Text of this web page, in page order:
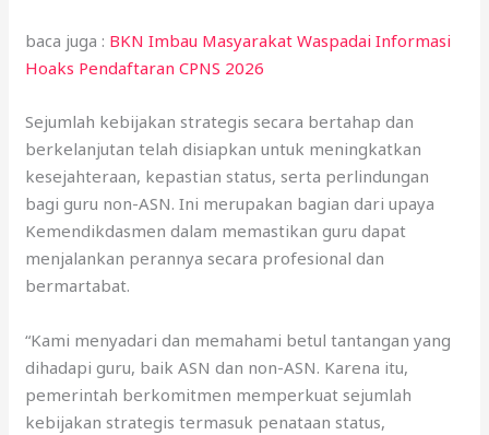
baca juga : BKN Imbau Masyarakat Waspadai Informasi
Hoaks Pendaftaran CPNS 2026
Sejumlah kebijakan strategis secara bertahap dan
berkelanjutan telah disiapkan untuk meningkatkan
kesejahteraan, kepastian status, serta perlindungan
bagi guru non-ASN. Ini merupakan bagian dari upaya
Kemendikdasmen dalam memastikan guru dapat
menjalankan perannya secara profesional dan
bermartabat.
“Kami menyadari dan memahami betul tantangan yang
dihadapi guru, baik ASN dan non-ASN. Karena itu,
pemerintah berkomitmen memperkuat sejumlah
kebijakan strategis termasuk penataan status,